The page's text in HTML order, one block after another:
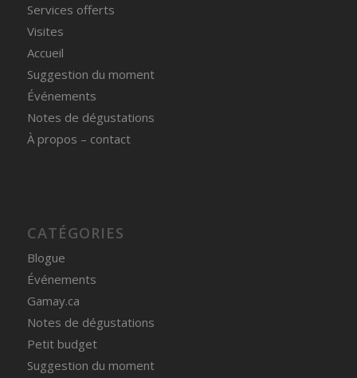
Services offerts
Visites
Accueil
Suggestion du moment
Événements
Notes de dégustations
À propos – contact
CATÉGORIES
Blogue
Événements
Gamay.ca
Notes de dégustations
Petit budget
Suggestion du moment